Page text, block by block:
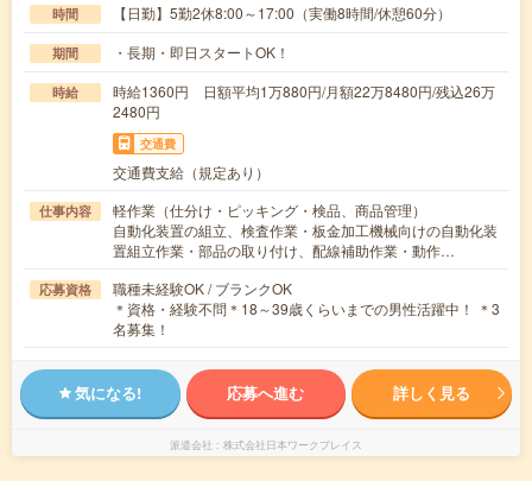
時間 【日勤】5勤2休8:00～17:00（実働8時間/休憩60分）
期間 ・長期・即日スタートOK！
時給
時給1360円 日額平均1万880円/月額22万8480円/残込26万
2480円
交通費
交通費支給（規定あり）
仕事内容
軽作業（仕分け・ピッキング・検品、商品管理）
自動化装置の組立、検査作業・板金加工機械向けの自動化装
置組立作業・部品の取り付け、配線補助作業・動作…
応募資格
職種未経験OK / ブランクOK
＊資格・経験不問＊18～39歳くらいまでの男性活躍中！ ＊3
名募集！
気になる! 応募へ進む 詳しく見る
派遣会社 株式会社日本ワークプレイス